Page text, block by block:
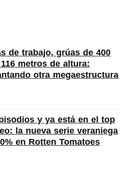
de trabajo, grúas de 400
metros de altura:
otra megaestructura
y ya está en el top
la nueva serie veraniega
en Rotten Tomatoes